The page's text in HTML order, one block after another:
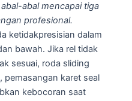
abal mencapai tiga
profesional.
ketidakpresisian dalam
bawah. Jika rel tidak
sesuai, roda sliding
pemasangan karet seal
kebocoran saat